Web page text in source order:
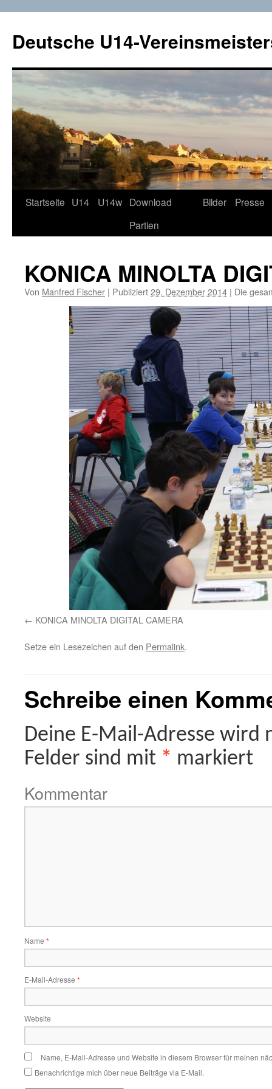
Deutsche U14-
Zum
Startseite U14 U14w Download
Partien
Bilder Presse
KONICA MINOLTA
Von Manfred Fischer | Publiziert29. Dezember 2014 | Die
KONICA MINOLTA DIGITAL CAMERA
Setze ein Lesezeichen auf den Permalink.
Schreibe einen
Deine E-Mail-Adresse
Felder sind mit * markiert
Kommentar
Name *
E-Mail-Adresse *
Website
Name, E-Mail-Adresse und Website in diesem Browser für meinen
Benachrichtige mich über neue Beiträge via E-Mail.